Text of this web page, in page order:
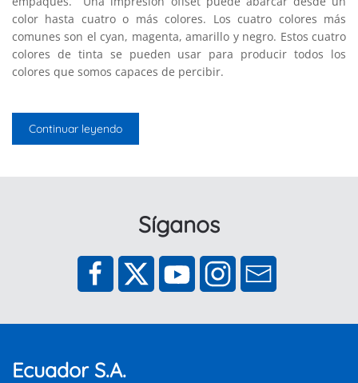
color hasta cuatro o más colores. Los cuatro colores más
comunes son el cyan, magenta, amarillo y negro. Estos cuatro
colores de tinta se pueden usar para producir todos los
colores que somos capaces de percibir.
Continuar leyendo
Síganos
Ecuador S.A.